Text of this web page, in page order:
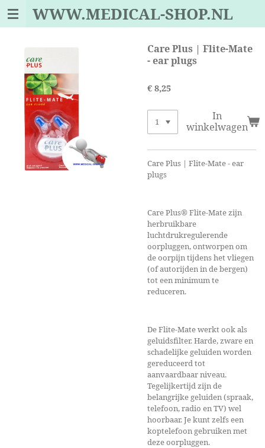
Ga
hoofdinhoud
WWW.MEDICAL-SHOP.NL
Care Plus | Flite-Mate
- ear plugs
€ 8,25
In
winkelwagen
Care Plus | Flite-Mate - ear
plugs
Care Plus® Flite-Mate zijn
herbruikbare
luchtdrukregulerende
oorpluggen, ontworpen om
de oorpijn tijdens het vliegen
(of autorijden in de bergen)
tot een minimum te
reduceren.
De Flite-Mate werkt ook als
geluidsfilter. Harde, zware en
schadelijke geluiden worden
gereduceerd tot
aanvaardbaar niveau.
Tegelijkertijd zijn de
belangrijke geluiden (spraak,
telefoon, radio en TV) wel
hoorbaar. Je kunt zelfs een
koptelefoon gebruiken met
deze oorpluggen.